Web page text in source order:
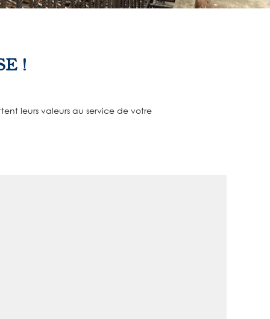
!
leurs valeurs au service de votre